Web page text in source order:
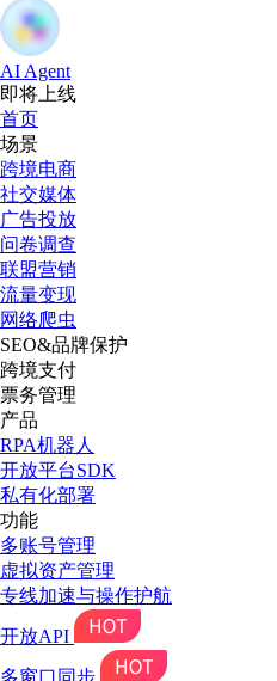
AI Agent
即将上线
首页
场景
跨境电商
社交媒体
广告投放
问卷调查
联盟营销
流量变现
网络爬虫
SEO&品牌保护
跨境支付
票务管理
产品
RPA机器人
开放平台SDK
私有化部署
功能
多账号管理
虚拟资产管理
专线加速与操作护航
开放API
多窗口同步